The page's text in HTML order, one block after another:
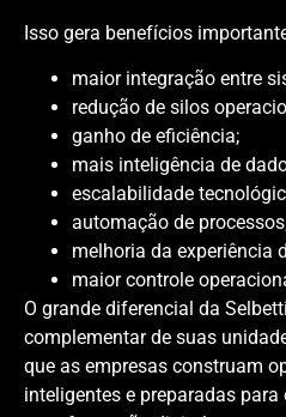
Isso gera benefícios
maior integração entre
redução de silos
ganho de eficiência;
mais inteligência de
escalabilidade
automação de
melhoria da experiência
maior controle
O grande diferencial da
complementar de suas
que as empresas construam
inteligentes e preparadas para